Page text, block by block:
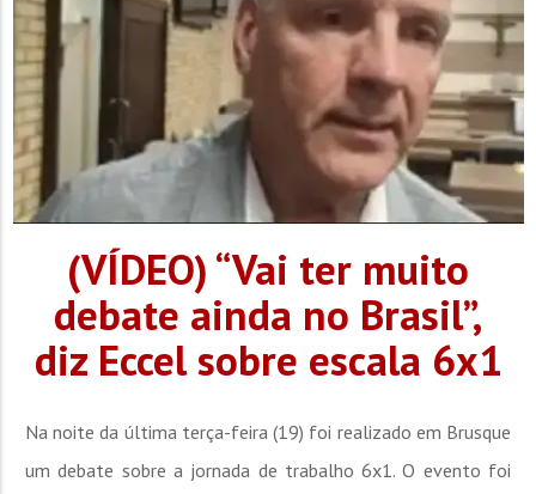
(VÍDEO) “Vai ter muito
debate ainda no Brasil”,
diz Eccel sobre escala 6x1
Na noite da última terça-feira (19) foi realizado em Brusque
um debate sobre a jornada de trabalho 6x1. O evento foi